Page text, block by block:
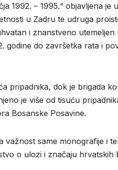
1992. – 1995.“ objavljena je
u Zadru te udruga
i znanstveno
godine do završetka rata i
pripadnika, dok je brigada
je više od tisuću
Bosanske Posavine.
važnost same monografije i
o ulozi i značaju hrvatskih